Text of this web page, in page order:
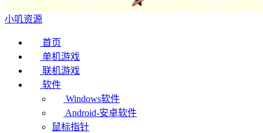
小叽资源
首页
单机游戏
联机游戏
软件
Windows软件
Android-安卓软件
鼠标指针